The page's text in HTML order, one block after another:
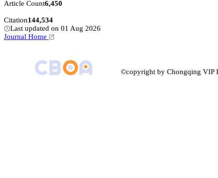
Article Count6,450
Citation144,534
Last updated on 01 Aug 2026
Journal Home
©copyright by Chongqing VIP